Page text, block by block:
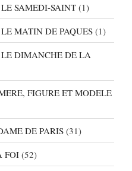
SAMEDI-SAINT (1)
MATIN DE PAQUES (1)
DIMANCHE DE LA
FIGURE ET MODELE
DE PARIS (31)
FOI (52)